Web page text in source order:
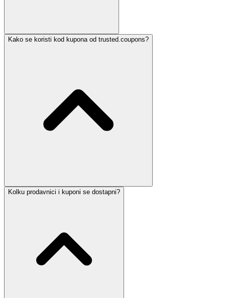
Kako se koristi kod kupona od trusted.coupons?
Kolku prodavnici i kuponi se dostapni?